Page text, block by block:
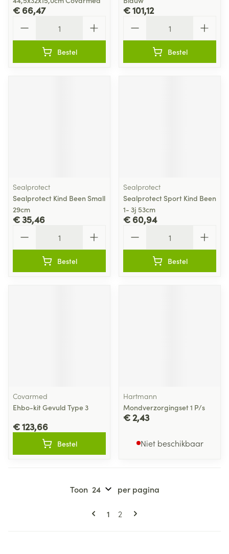
€ 66,47
Bestel
€ 101,12
Bestel
Sealprotect
Sealprotect Kind Been Small
29cm
€ 35,46
Bestel
Sealprotect
Sealprotect Sport Kind Been
1- 3j 53cm
€ 60,94
Bestel
Covarmed
Ehbo-kit Gevuld Type 3
€ 123,66
Bestel
Hartmann
Mondverzorgingset 1 P/s
€ 2,43
Niet beschikbaar
Pagina's
U lees momenteel pagina
1 Pagina
2
Toon per pagina